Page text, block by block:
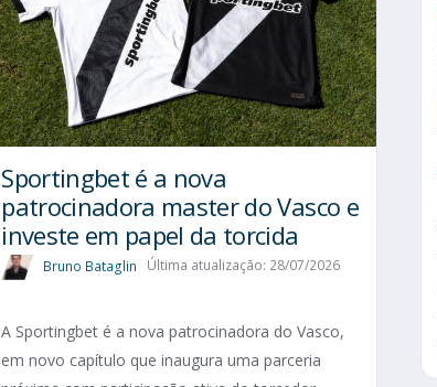
Sportingbet é a nova
patrocinadora master do Vasco e
investe em papel da torcida
Bruno Bataglin Última atualização: 28/07/2026
A Sportingbet é a nova patrocinadora do Vasco,
em novo capítulo que inaugura uma parceria